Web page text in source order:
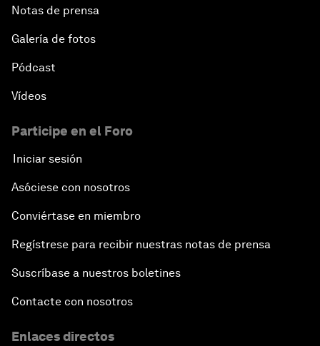
Notas de prensa
Galería de fotos
Pódcast
Vídeos
Participe en el Foro
Iniciar sesión
Asóciese con nosotros
Conviértase en miembro
Regístrese para recibir nuestras notas de prensa
Suscríbase a nuestros boletines
Contacte con nosotros
Enlaces directos